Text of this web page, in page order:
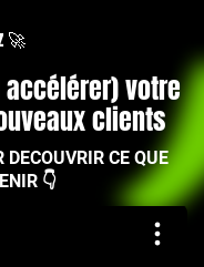
🚀
votre
clients
CE QUE
👇